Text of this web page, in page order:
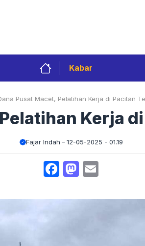
Kabar
Pusat Macet, Pelatihan Kerja di Pacitan
Kerja
Fajar Indah 12-05-2025 - 01.19
Facebook
Mastodon